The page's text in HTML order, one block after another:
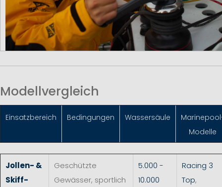
Modellvergleich
Einsatzbereich Bedingungen Wassersäule
Modelle
Jollen- &
Skiff-
Geschützte
Gewässer, sportlich
5.000 -
10.000
Racing 3
Top,